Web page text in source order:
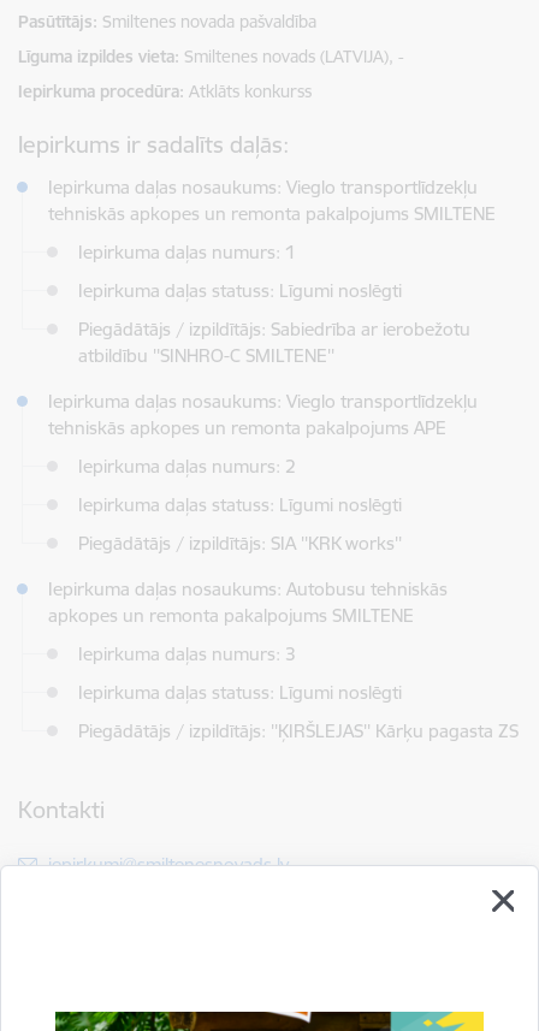
Pasūtītājs Smiltenes novada pašvaldība
Līguma izpildes vieta Smiltenes novads (LATVIJA), -
Iepirkuma procedūra Atklāts konkurss
Iepirkums ir sadalīts daļās:
Iepirkuma daļas nosaukums: Vieglo transportlīdzekļu
tehniskās apkopes un remonta pakalpojums SMILTENE
Iepirkuma daļas numurs: 1
Iepirkuma daļas statuss: Līgumi noslēgti
Piegādātājs / izpildītājs: Sabiedrība ar ierobežotu
atbildību ''SINHRO-C SMILTENE''
Iepirkuma daļas nosaukums: Vieglo transportlīdzekļu
tehniskās apkopes un remonta pakalpojums APE
Iepirkuma daļas numurs: 2
Iepirkuma daļas statuss: Līgumi noslēgti
Piegādātājs / izpildītājs: SIA ''KRK works''
Iepirkuma daļas nosaukums: Autobusu tehniskās
apkopes un remonta pakalpojums SMILTENE
Iepirkuma daļas numurs: 3
Iepirkuma daļas statuss: Līgumi noslēgti
Piegādātājs / izpildītājs: ''ĶIRŠLEJAS'' Kārķu pagasta ZS
Kontakti
E-pasts:
iepirkumi@smiltenesnovads.lv